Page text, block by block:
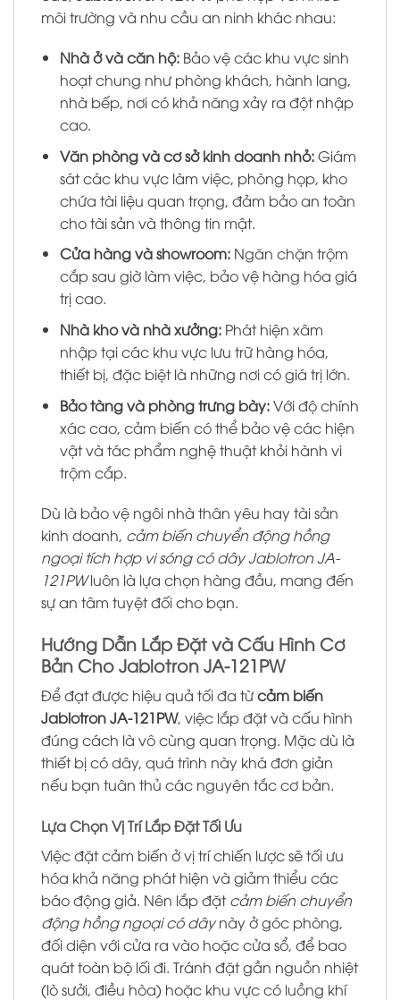
môi trường và nhu cầu an ninh khác nhau:
Nhà ở và căn hộ:Bảo vệ các khu vực sinh
hoạt chung như phòng khách, hành lang,
nhà bếp, nơi có khả năng xảy ra đột nhập
cao.
Văn phòng và cơ sở kinh doanh nhỏ:Giám
sát các khu vực làm việc, phòng họp, kho
chứa tài liệu quan trọng, đảm bảo an toàn
cho tài sản và thông tin mật.
Cửa hàng và showroom:Ngăn chặn trộm
cắp sau giờ làm việc, bảo vệ hàng hóa giá
trị cao.
Nhà kho và nhà xưởng:Phát hiện xâm
nhập tại các khu vực lưu trữ hàng hóa,
thiết bị, đặc biệt là những nơi có giá trị lớn.
Bảo tàng và phòng trưng bày:Với độ chính
xác cao, cảm biến có thể bảo vệ các hiện
vật và tác phẩm nghệ thuật khỏi hành vi
trộm cắp.
Dù là bảo vệ ngôi nhà thân yêu hay tài sản
kinh doanh, cảm biến chuyển động hồng
ngoại tích hợp vi sóng có dây Jablotron JA-
121PWluôn là lựa chọn hàng đầu, mang đến
sự an tâm tuyệt đối cho bạn.
Hướng Dẫn Lắp Đặt và Cấu Hình Cơ
Bản Cho Jablotron JA-121PW
Để đạt được hiệu quả tối đa từcảm biến
Jablotron JA-121PW, việc lắp đặt và cấu hình
đúng cách là vô cùng quan trọng. Mặc dù là
thiết bị có dây, quá trình này khá đơn giản
nếu bạn tuân thủ các nguyên tắc cơ bản.
Lựa Chọn Vị Trí Lắp Đặt Tối Ưu
Việc đặt cảm biến ở vị trí chiến lược sẽ tối ưu
hóa khả năng phát hiện và giảm thiểu các
báo động giả. Nên lắp đặtcảm biến chuyển
động hồng ngoại có dâynày ở góc phòng,
đối diện với cửa ra vào hoặc cửa sổ, để bao
quát toàn bộ lối đi. Tránh đặt gần nguồn nhiệt
(lò sưởi, điều hòa) hoặc khu vực có luồng khí